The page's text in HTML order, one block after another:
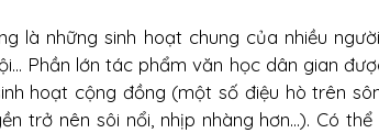
là những sinh hoạt chung của nhiều
Phần lớn tác phẩm văn học dân gian
hoạt cộng đồng (một số điệu hò trên
trở nên sôi nổi, nhịp nhàng hơn...). Có